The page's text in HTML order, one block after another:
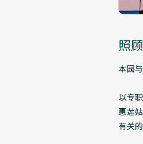
照
本园
以专
惠莲
有关